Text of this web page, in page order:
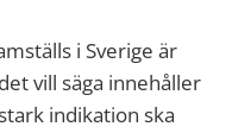
i Sverige är
vill säga innehåller
indikation ska